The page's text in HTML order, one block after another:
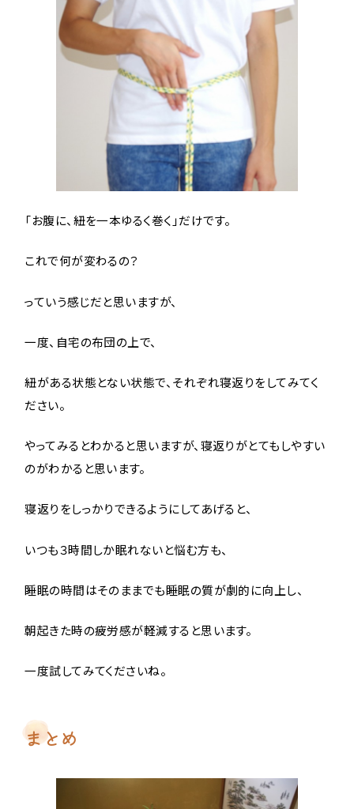
「お腹に、紐を一本ゆるく巻く」だけです。
これで何が変わるの？
っていう感じだと思いますが、
一度、自宅の布団の上で、
紐がある状態とない状態で、それぞれ寝返りをしてみてく
ださい。
やってみるとわかると思いますが、寝返りがとてもしやすい
のがわかると思います。
寝返りをしっかりできるようにしてあげると、
いつも３時間しか眠れないと悩む方も、
睡眠の時間はそのままでも睡眠の質が劇的に向上し、
朝起きた時の疲労感が軽減すると思います。
一度試してみてくださいね。
まとめ